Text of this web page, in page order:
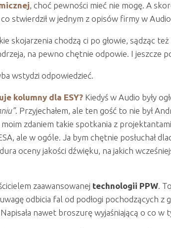
, choć pewności mieć nie mogę. A
stwierdził w jednym z opisów firmy w
skojarzenia chodzą ci po głowie, sądząc
na pewno chętnie odpowie. I jeszcze
wstydzi odpowiedzieć.
kolumny dla ESY? Kiedyś w Audio były
. Przyjechałem, ale ten gość to nie był
zdaniem takie spotkania z
ale w ogóle. Ja bym chętnie posłuchał
oceny jakości dźwięku, na jakich
zaawansowanej technologii PPW.
odbicia fal od podłogi pochodzących z
nawet broszurę wyjaśniającą o co w